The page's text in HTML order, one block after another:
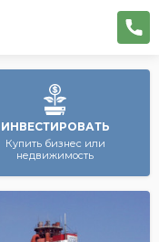
ИНВЕСТИРОВАТЬ
Купить бизнес или
недвижимость